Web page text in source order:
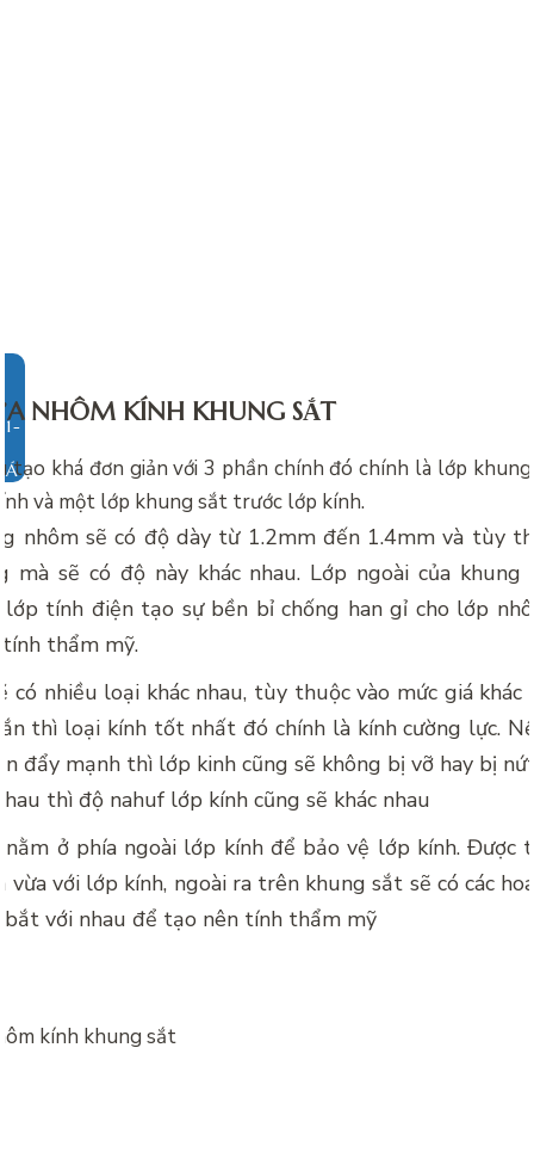
NHÔM KÍNH KHUNG SẮT
tạo khá đơn giản với 3 phần chính đó chính là lớp
và một lớp khung sắt trước lớp kính.
nhôm sẽ có độ dày từ 1.2mm đến 1.4mm và tùy
mà sẽ có độ này khác nhau. Lớp ngoài của khung
tính điện tạo sự bền bỉ chống han gỉ cho lớp
thẩm mỹ.
có nhiều loại khác nhau, tùy thuộc vào mức giá khác
thì loại kính tốt nhất đó chính là kính cường lực.
đẩy mạnh thì lớp kinh cũng sẽ không bị vỡ hay bị
thì độ nahuf lớp kính cũng sẽ khác nhau
ở phía ngoài lớp kính để bảo vệ lớp kính. Được
vừa với lớp kính, ngoài ra trên khung sắt sẽ có các
bắt với nhau để tạo nên tính thẩm mỹ